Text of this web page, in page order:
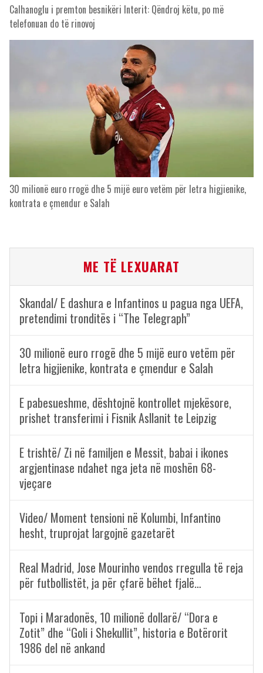
Calhanoglu i premton besnikëri Interit: Qëndroj këtu, po më
telefonuan do të rinovoj
30 milionë euro rrogë dhe 5 mijë euro vetëm për letra higjienike,
kontrata e çmendur e Salah
ME TË LEXUARAT
Skandal/ E dashura e Infantinos u pagua nga UEFA,
pretendimi tronditës i “The Telegraph”
30 milionë euro rrogë dhe 5 mijë euro vetëm për
letra higjienike, kontrata e çmendur e Salah
E pabesueshme, dështojnë kontrollet mjekësore,
prishet transferimi i Fisnik Asllanit te Leipzig
E trishtë/ Zi në familjen e Messit, babai i ikones
argjentinase ndahet nga jeta në moshën 68-
vjeçare
Video/ Moment tensioni në Kolumbi, Infantino
hesht, truprojat largojnë gazetarët
Real Madrid, Jose Mourinho vendos rregulla të reja
për futbollistët, ja për çfarë bëhet fjalë…
Topi i Maradonës, 10 milionë dollarë/ “Dora e
Zotit” dhe “Goli i Shekullit”, historia e Botërorit
1986 del në ankand